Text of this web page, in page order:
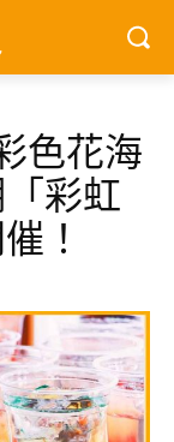
色花海
彩虹
！